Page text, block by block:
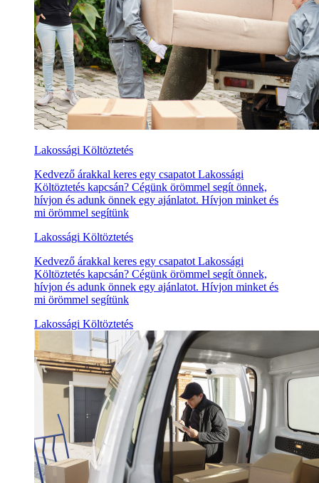
Lakossági Költöztetés
Kedvező árakkal keres egy csapatot Lakossági
Költöztetés kapcsán? Cégünk örömmel segít önnek,
hívjon és adunk önnek egy ajánlatot. Hívjon minket és
mi örömmel segítünk
Lakossági Költöztetés
Kedvező árakkal keres egy csapatot Lakossági
Költöztetés kapcsán? Cégünk örömmel segít önnek,
hívjon és adunk önnek egy ajánlatot. Hívjon minket és
mi örömmel segítünk
Lakossági Költöztetés